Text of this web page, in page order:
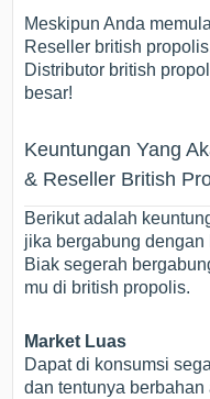
Meskipun Anda
Reseller british
Distributor british
besar!
Keuntungan Yang
& Reseller British
Berikut adalah
jika bergabung
Biak segerah
mu di british propolis.
Market Luas
Dapat di konsumsi
dan tentunya berbahan